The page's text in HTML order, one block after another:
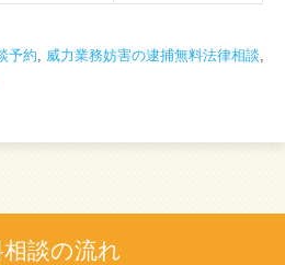
予約, 威力業務妨害の逮捕無料法律相談,
談の流れ